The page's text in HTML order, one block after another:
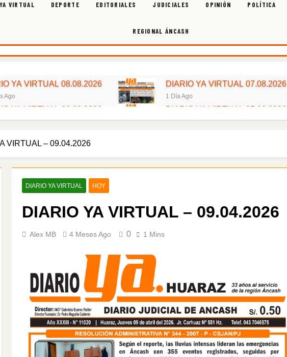
YA VIRTUAL DEPORTE EDITORIALES JUDICIALES OPINIÓN POLÍTICA
REGIONAL ÁNCASH
YA VIRTUAL 08.08.2026
Ago
DIARIO YA VIRTUAL 07.08.2026
1 Día Ago
YA VIRTUAL 06.08.2026 DIARIO YA VIRTUAL 05.08.2026
3 Días Ago
YA VIRTUAL 02.08.2026 DIARIO YA VIRTUAL 01.08.2026
YA VIRTUAL 31.07.2026
VIRTUAL – 09.04.2026
DIARIO YA VIRTUAL HOY
DIARIO YA VIRTUAL – 09.04.2026
Alex MB 4 Meses Ago 0 1 Mins